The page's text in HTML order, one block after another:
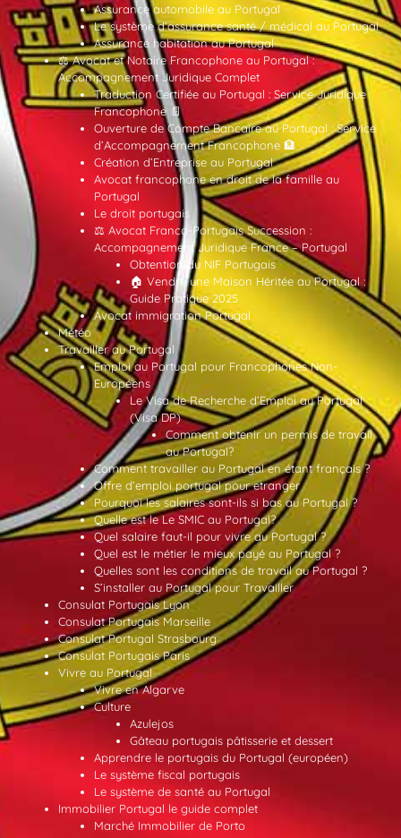
Assurance automobile au Portugal
Le système d’assurance santé / médical au Portugal
Assurance habitation au Portugal
⚖️ Avocat et Notaire Francophone au Portugal :
Accompagnement Juridique Complet
Traduction Certifiée au Portugal : Service Juridique
Francophone 📄
Ouverture de Compte Bancaire au Portugal : Service
d’Accompagnement Francophone 🏦
Création d’Entreprise au Portugal
Avocat francophone en droit de la famille au
Portugal
Le droit portugais
⚖️ Avocat Franco-Portugais Succession :
Accompagnement Juridique France – Portugal
Obtention du NIF Portugais
🏠 Vendre une Maison Héritée au Portugal :
Guide Pratique 2025
Avocat immigration Portugal
Météo
Travailler au Portugal
Emploi au Portugal pour Francophones Non-
Européens
Le Visa de Recherche d’Emploi au Portugal
(Visa DP)
Comment obtenir un permis de travail
au Portugal?
Comment travailler au Portugal en étant français ?
Offre d’emploi portugal pour etranger
Pourquoi les salaires sont-ils si bas au Portugal ?
Quelle est le Le SMIC au Portugal?
Quel salaire faut-il pour vivre au Portugal ?
Quel est le métier le mieux payé au Portugal ?
Quelles sont les conditions de travail au Portugal ?
S’installer au Portugal pour Travailler
Consulat Portugais Lyon
Consulat Portugais Marseille
Consulat Portugal Strasbourg
Consulat Portugais Paris
Vivre au Portugal
Vivre en Algarve
Culture
Azulejos
Gâteau portugais pâtisserie et dessert
Apprendre le portugais du Portugal (européen)
Le système fiscal portugais
Le système de santé au Portugal
Immobilier Portugal le guide complet
Marché Immobilier de Porto